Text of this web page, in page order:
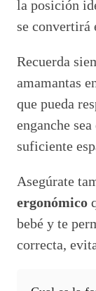
la posición
se convertirá
Recuerda
amamantas
que pueda
enganche
suficiente
Asegúrate
ergonómico
bebé y te
correcta,